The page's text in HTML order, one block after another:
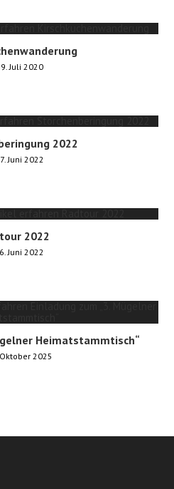
Juli 2020
2022
Juni 2022
2022
Juni 2022
Heimatstammtisch“
2025